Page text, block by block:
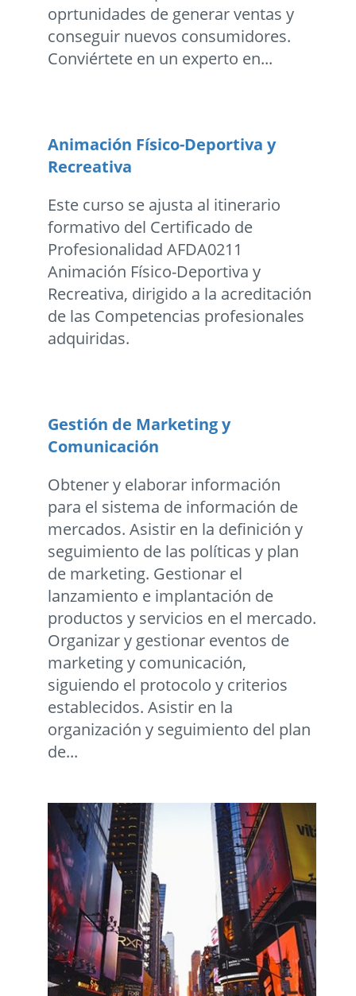
oprtunidades de generar ventas y
conseguir nuevos consumidores.
Conviértete en un experto en...
Animación Físico-Deportiva y
Recreativa
Este curso se ajusta al itinerario
formativo del Certificado de
Profesionalidad AFDA0211
Animación Físico-Deportiva y
Recreativa, dirigido a la acreditación
de las Competencias profesionales
adquiridas.
Gestión de Marketing y
Comunicación
Obtener y elaborar información
para el sistema de información de
mercados. Asistir en la definición y
seguimiento de las políticas y plan
de marketing. Gestionar el
lanzamiento e implantación de
productos y servicios en el mercado.
Organizar y gestionar eventos de
marketing y comunicación,
siguiendo el protocolo y criterios
establecidos. Asistir en la
organización y seguimiento del plan
de...